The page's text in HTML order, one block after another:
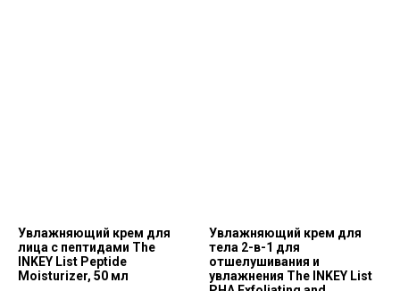
Увлажняющий крем для
лица с пептидами The
INKEY List Peptide
Moisturizer, 50 мл
Увлажняющий крем для
тела 2-в-1 для
отшелушивания и
увлажнения The INKEY List